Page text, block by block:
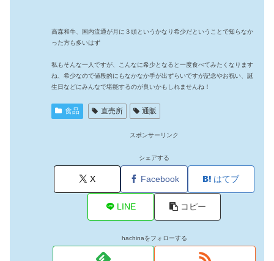
高森和牛、国内流通が月に３頭というかなり希少だということで知らなか
った方も多いはず
私もそんな一人ですが、こんなに希少となると一度食べてみたくなります
ね、希少なので値段的にもなかなか手が出ずらいですが記念やお祝い、誕
生日などにみんなで堪能するのが良いかもしれませんね！
食品 直売所 通販
スポンサーリンク
シェアする
X Facebook はてブ
LINE コピー
hachinaをフォローする